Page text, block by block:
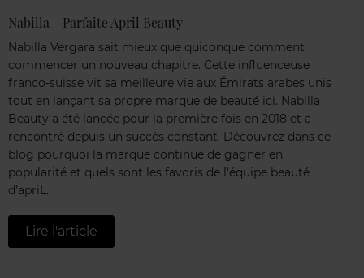
Nabilla - Parfaite April Beauty
Nabilla Vergara sait mieux que quiconque comment
commencer un nouveau chapitre. Cette influenceuse
franco-suisse vit sa meilleure vie aux Émirats arabes unis
tout en lançant sa propre marque de beauté ici. Nabilla
Beauty a été lancée pour la première fois en 2018 et a
rencontré depuis un succès constant. Découvrez dans ce
blog pourquoi la marque continue de gagner en
popularité et quels sont les favoris de l'équipe beauté
d’apriL.
Lire l'article